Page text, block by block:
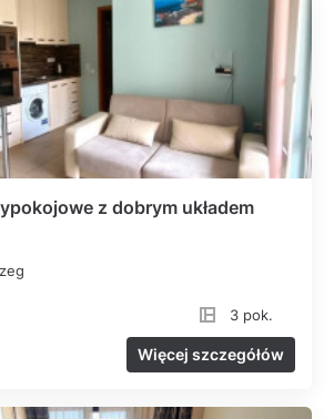
z dobrym układem
3 pok.
Więcej szczegółów